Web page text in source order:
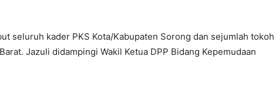
seluruh kader PKS Kota/Kabupaten Sorong dan sejumlah tokoh
Jazuli didampingi Wakil Ketua DPP Bidang Kepemudaan